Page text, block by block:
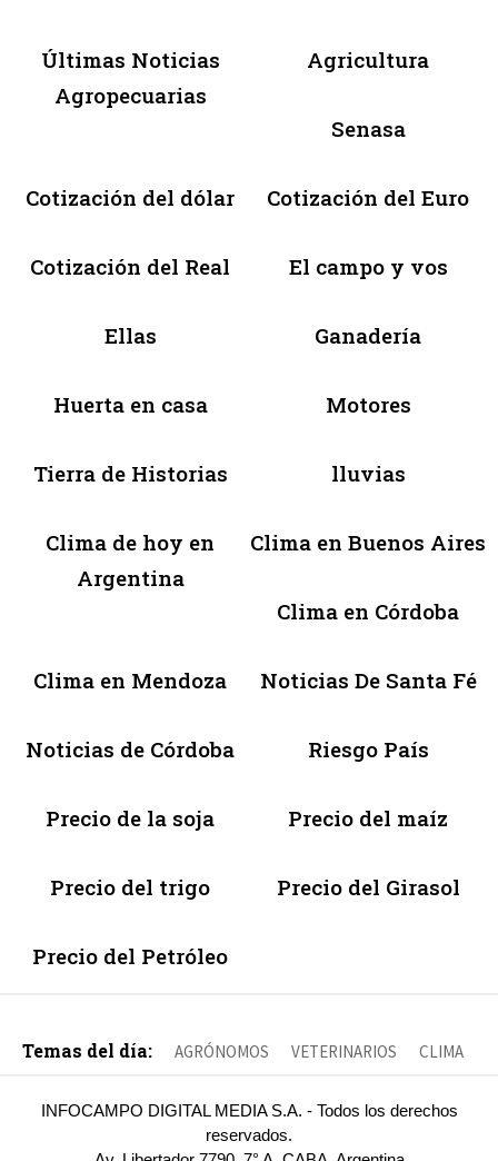
Últimas Noticias
Agropecuarias
Agricultura
Senasa
Cotización del dólar Cotización del Euro
Cotización del Real El campo y vos
Ellas Ganadería
Huerta en casa Motores
Tierra de Historias lluvias
Clima de hoy en
Argentina
Clima en Buenos Aires
Clima en Córdoba
Clima en Mendoza Noticias De Santa Fé
Noticias de Córdoba Riesgo País
Precio de la soja Precio del maíz
Precio del trigo Precio del Girasol
Precio del Petróleo
Temas del día: AGRÓNOMOS VETERINARIOS CLIMA
INFOCAMPO DIGITAL MEDIA S.A. - Todos los derechos
reservados.